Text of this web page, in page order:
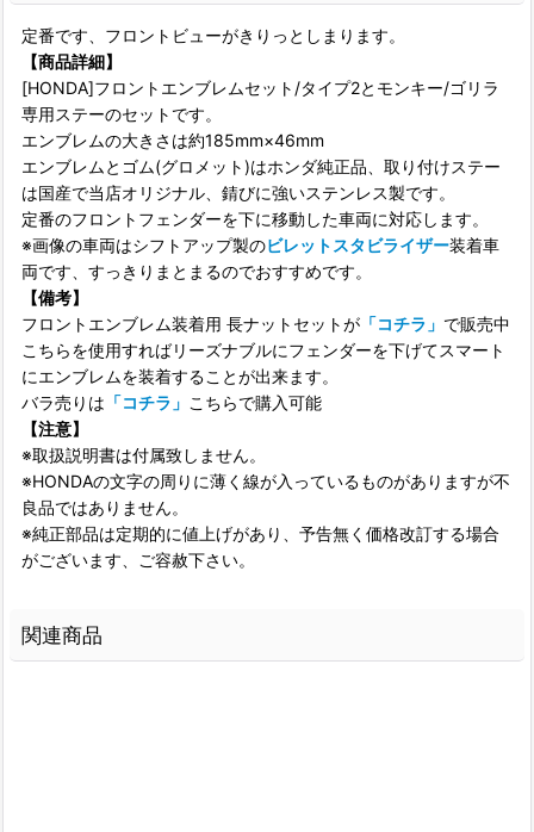
定番です、フロントビューがきりっとしまります。
【商品詳細】
[HONDA]フロントエンブレムセット/タイプ2とモンキー/ゴリラ
専用ステーのセットです。
エンブレムの大きさは約185mm×46mm
エンブレムとゴム(グロメット)はホンダ純正品、取り付けステー
は国産で当店オリジナル、錆びに強いステンレス製です。
定番のフロントフェンダーを下に移動した車両に対応します。
※画像の車両はシフトアップ製のビレットスタビライザー装着車
両です、すっきりまとまるのでおすすめです。
【備考】
フロントエンブレム装着用 長ナットセットが 「コチラ」 で販売中
こちらを使用すればリーズナブルにフェンダーを下げてスマート
にエンブレムを装着することが出来ます。
バラ売りは 「コチラ」 こちらで購入可能
【注意】
※取扱説明書は付属致しません。
※HONDAの文字の周りに薄く線が入っているものがありますが不
良品ではありません。
※純正部品は定期的に値上げがあり、予告無く価格改訂する場合
がございます、ご容赦下さい。
関連商品